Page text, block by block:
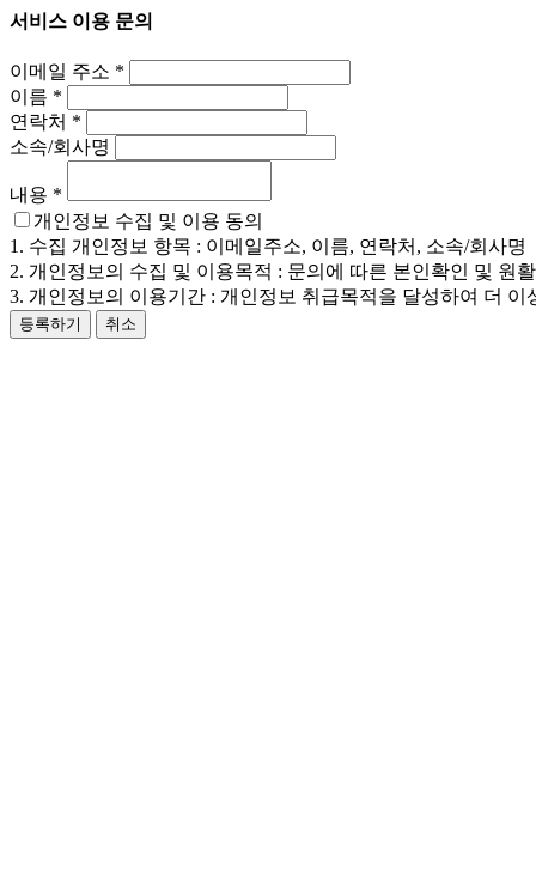
서비스 이용 문의
이메일 주소 *
이름 *
연락처 *
소속/회사명
내용 *
개인정보 수집 및 이용 동의
1. 수집 개인정보 항목 : 이메일주소, 이름, 연락처, 소속/회사명
2. 개인정보의 수집 및 이용목적 : 문의에 따른 본인확인 및 원
3. 개인정보의 이용기간 : 개인정보 취급목적을 달성하여 더
등록하기 취소